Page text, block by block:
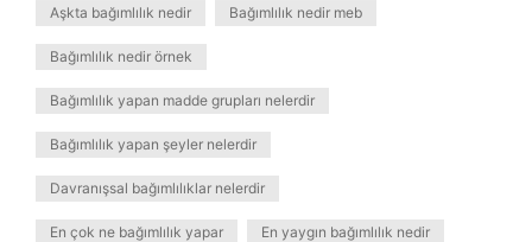
Aşkta bağımlılık nedir Bağımlılık nedir meb
Bağımlılık nedir örnek
Bağımlılık yapan madde grupları nelerdir
Bağımlılık yapan şeyler nelerdir
Davranışsal bağımlılıklar nelerdir
En çok ne bağımlılık yapar En yaygın bağımlılık nedir